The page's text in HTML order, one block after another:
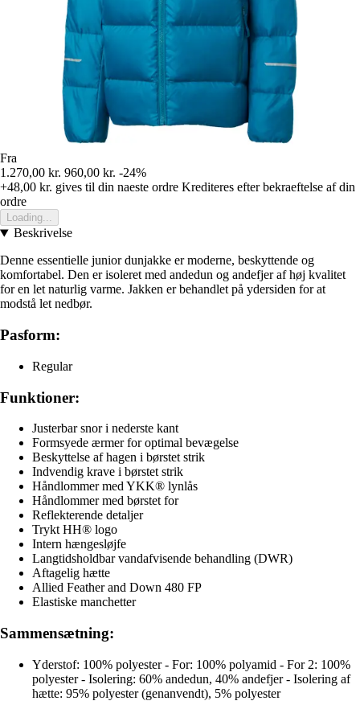
Fra
1.270,00 kr. 960,00 kr. -24%
+48,00 kr. gives til din naeste ordre Krediteres efter bekraeftelse af din
ordre
Loading...
Beskrivelse
Denne essentielle junior dunjakke er moderne, beskyttende og
komfortabel. Den er isoleret med andedun og andefjer af høj kvalitet
for en let naturlig varme. Jakken er behandlet på ydersiden for at
modstå let nedbør.
Pasform:
Regular
Funktioner:
Justerbar snor i nederste kant
Formsyede ærmer for optimal bevægelse
Beskyttelse af hagen i børstet strik
Indvendig krave i børstet strik
Håndlommer med YKK® lynlås
Håndlommer med børstet for
Reflekterende detaljer
Trykt HH® logo
Intern hængesløjfe
Langtidsholdbar vandafvisende behandling (DWR)
Aftagelig hætte
Allied Feather and Down 480 FP
Elastiske manchetter
Sammensætning:
Yderstof: 100% polyester - For: 100% polyamid - For 2: 100%
polyester - Isolering: 60% andedun, 40% andefjer - Isolering af
hætte: 95% polyester (genanvendt), 5% polyester